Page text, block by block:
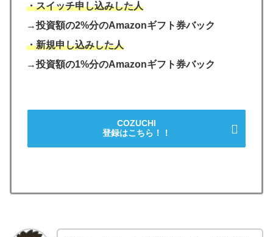
・スイッチ申し込みした人
→投資額の2%分のAmazonギフト券バック
・新規申し込みした人
→投資額の1%分のAmazonギフト券バック
COZUCHI
登録はこちら！！